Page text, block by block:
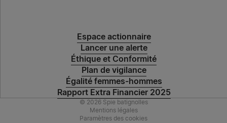
Espace actionnaire
Lancer une alerte
Éthique et Conformité
Plan de vigilance
Égalité femmes-hommes
Rapport Extra Financier 2025
© 2026 Spie batignolles
Mentions légales
Paramètres des cookies